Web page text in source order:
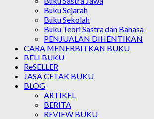
Buku Sejarah
Buku Sekolah
Buku Teori Sastra dan Bahasa
PENJUALAN DIHENTIKAN
CARA MENERBITKAN BUKU
BELI BUKU
ReSELLER
JASA CETAK BUKU
BLOG
ARTIKEL
BERITA
REVIEW BUKU